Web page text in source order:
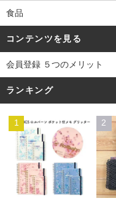
食品
コンテンツを見る
会員登録 ５つのメリット
ランキング
1 2